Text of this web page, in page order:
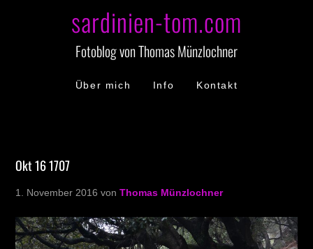
sardinien-tom.com
Fotoblog von Thomas Münzlochner
Über mich Info Kontakt
Okt 16 1707
1. November 2016 vonThomas Münzlochner